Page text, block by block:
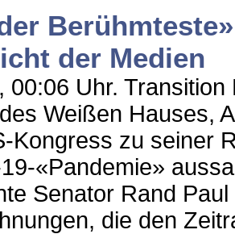
der Medien
00:06 Uhr.
Weißen Hauses,
Kongress zu seiner
«Pandemie»
Senator Rand
die den